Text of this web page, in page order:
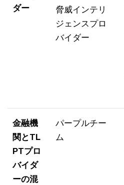
ダー
脅威インテリ
ジェンスプロ
バイダー
金融機
関とTL
PTプロ
バイダ
ーの混
パープルチー
ム